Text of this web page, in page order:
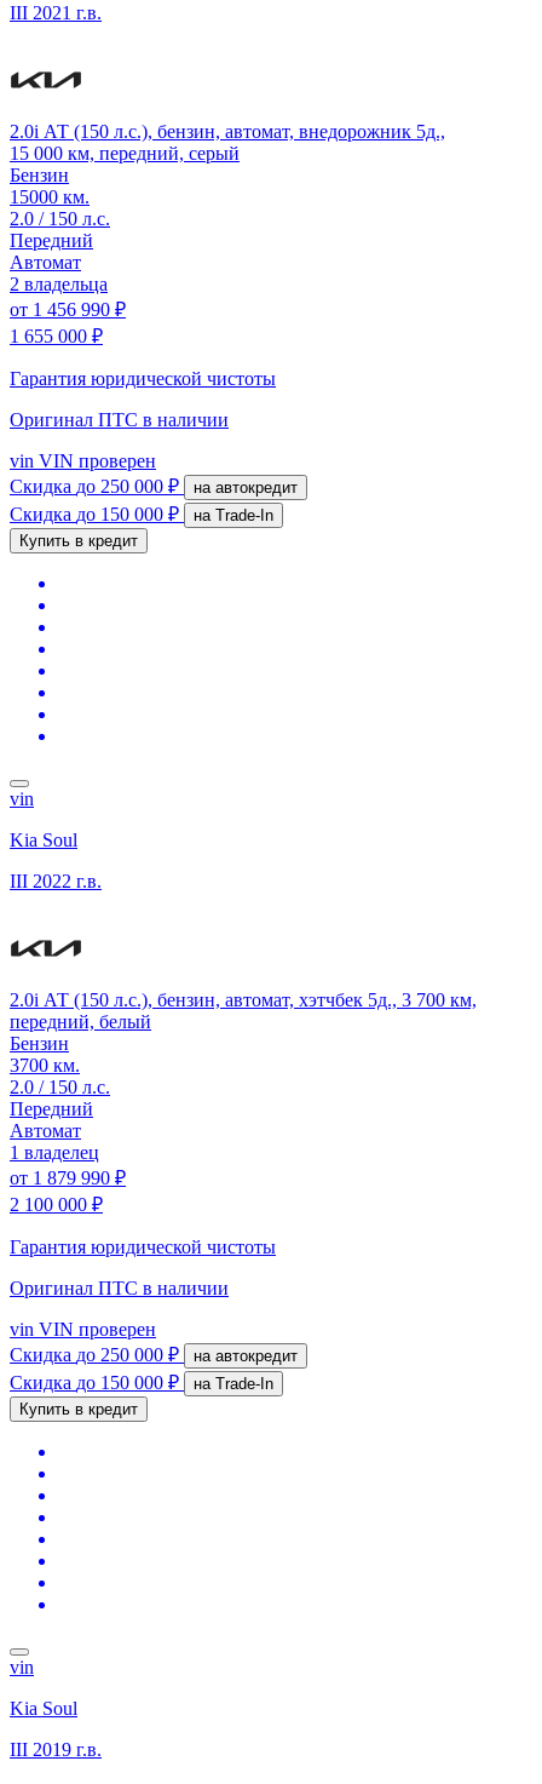
III 2021 г.в.
2.0i АТ (150 л.с.), бензин, автомат, внедорожник 5д.,
15 000 км, передний, серый
Бензин
15000 км.
2.0 / 150 л.с.
Передний
Автомат
2 владельца
от 1 456 990 ₽
1 655 000 ₽
Гарантия юридической чистоты
Оригинал ПТС в наличии
vin VIN проверен
Скидка до 250 000 ₽ на автокредит
Скидка до 150 000 ₽
на Trade-In
Купить в кредит
vin
Kia Soul
III 2022 г.в.
2.0i АТ (150 л.с.), бензин, автомат, хэтчбек 5д., 3 700 км,
передний, белый
Бензин
3700 км.
2.0 / 150 л.с.
Передний
Автомат
1 владелец
от 1 879 990 ₽
2 100 000 ₽
Гарантия юридической чистоты
Оригинал ПТС в наличии
vin VIN проверен
Скидка до 250 000 ₽ на автокредит
Скидка до 150 000 ₽
на Trade-In
Купить в кредит
vin
Kia Soul
III 2019 г.в.